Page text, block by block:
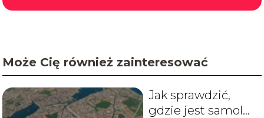
Może Cię również zainteresować
Jak sprawdzić,
gdzie jest samolot